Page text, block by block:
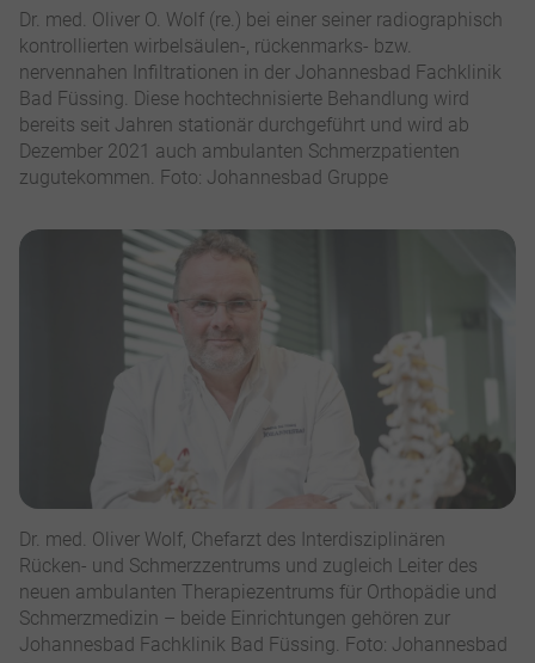
Dr. med. Oliver O. Wolf (re.) bei einer seiner radiographisch
kontrollierten wirbelsäulen-, rückenmarks- bzw.
nervennahen Infiltrationen in der Johannesbad Fachklinik
Bad Füssing. Diese hochtechnisierte Behandlung wird
bereits seit Jahren stationär durchgeführt und wird ab
Dezember 2021 auch ambulanten Schmerzpatienten
zugutekommen. Foto: Johannesbad Gruppe
Dr. med. Oliver Wolf, Chefarzt des Interdisziplinären
Rücken- und Schmerzzentrums und zugleich Leiter des
neuen ambulanten Therapiezentrums für Orthopädie und
Schmerzmedizin – beide Einrichtungen gehören zur
Johannesbad Fachklinik Bad Füssing. Foto: Johannesbad